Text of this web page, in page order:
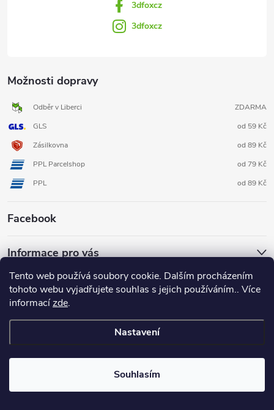
Tento web používá soubory cookie. Dalším procházením
tohoto webu vyjadřujete souhlas s jejich používáním.. Více
informacízde.
Nastavení
Souhlasím
Možnosti dopravy
Odběr v Liberci
ZDARMA
GLS
od 59 Kč
Zásilkovna
od 89 Kč
PPL Parcelshop
od 79 Kč
PPL
od 89 Kč
Facebook
Informace pro vás
3dfoxcz
3dfoxcz
nastavení cookies